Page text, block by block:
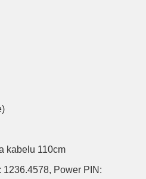
kabelu 110cm
1236.4578, Power PIN: